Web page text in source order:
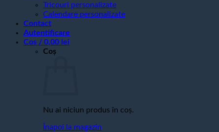
Tricouri personalizate
Calendare personalizate
Contact
Autentificare
Coș / 0,00 lei
Coș
Nu ai niciun produs în coș.
Înapoi la magazin